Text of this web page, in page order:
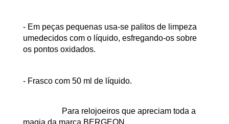
- Em peças pequenas usa-se palitos de limpeza
umedecidos com o líquido, esfregando-os sobre
os pontos oxidados.
- Frasco com 50 ml de líquido.
Para relojoeiros que apreciam toda a
magia da marca BERGEON